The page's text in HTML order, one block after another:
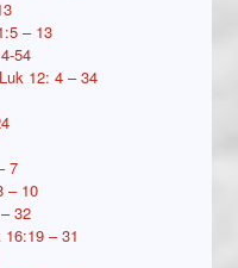
– 13
54
12: 4 – 34
7
– 10
32
– 31